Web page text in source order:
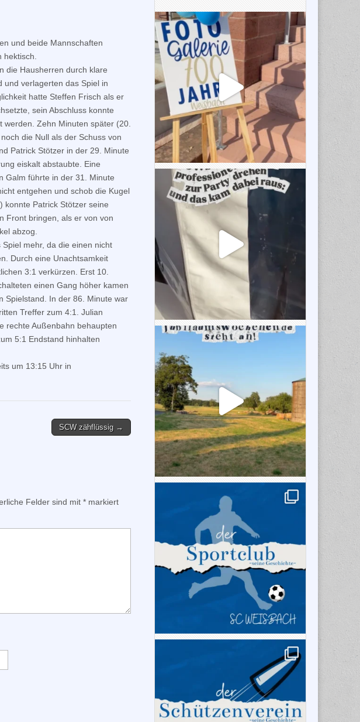
und beide Mannschaften
die Hausherren durch klare
und verlagerten das Spiel in
hatte Steffen Frisch als er
sein Abschluss konnte
werden. Zehn Minuten später (20.
die Null als der Schuss von
Patrick Stötzer in der 29. Minute
eiskalt abstaubte. Eine
Galm führte in der 31. Minute
entgehen und schob die Kugel
konnte Patrick Stötzer seine
Front bringen, als er von von
abzog.
mehr, da die einen nicht
Durch eine Unachtsamkeit
3:1 verkürzen. Erst 10.
einen Gang höher kamen
Spielstand. In der 86. Minute war
Treffer zum 4:1. Julian
rechte Außenbahn behaupten
5:1 Endstand hinhalten
um 13:15 Uhr in
SCW zähflüssig →
Felder sind mit * markiert